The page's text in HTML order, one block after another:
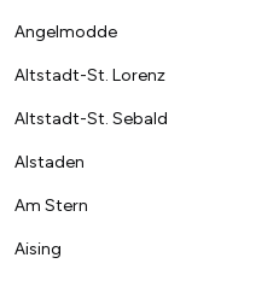
Angelmodde
Altstadt-St. Lorenz
Altstadt-St. Sebald
Alstaden
Am Stern
Aising